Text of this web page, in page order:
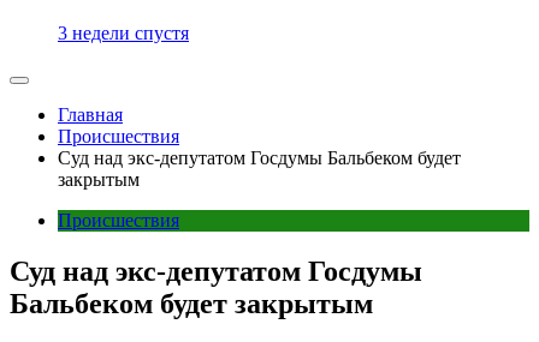
3 недели спустя
Главная
Происшествия
Суд над экс-депутатом Госдумы Бальбеком будет
закрытым
Происшествия
Суд над экс-депутатом Госдумы
Бальбеком будет закрытым